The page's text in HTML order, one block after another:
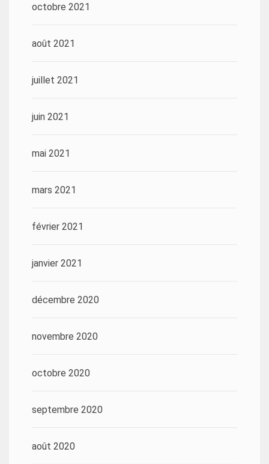
octobre 2021
août 2021
juillet 2021
juin 2021
mai 2021
mars 2021
février 2021
janvier 2021
décembre 2020
novembre 2020
octobre 2020
septembre 2020
août 2020